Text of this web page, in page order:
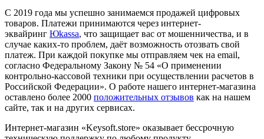
С 2019 года мы успешно занимаемся продажей цифровых
товаров. Платежи принимаются через интернет-
эквайринг Юkassa, что защищает вас от мошенничества, и в
случае каких-то проблем, даёт возможность отозвать свой
платеж. При каждой покупке мы отправляем чек на email,
согласно Федеральному Закону № 54 «О применении
контрольно-кассовой техники при осуществлении расчетов в
Российской Федерации». О работе нашего интернет-магазина
оставлено более 2000 положительных отзывов как на нашем
сайте, так и на других сервисах.
Интернет-магазин «Keysoft.store» оказывает бессрочную